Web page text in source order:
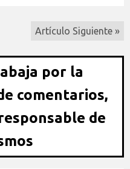
Artículo Siguiente »
por la
comentarios,
de